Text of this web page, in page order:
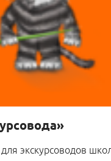
экскурсоводов